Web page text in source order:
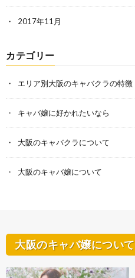
2017年11月
カテゴリー
エリア別大阪のキャバクラの特徴
キャバ嬢に好かれたいなら
大阪のキャバクラについて
大阪のキャバ嬢について
大阪のキャバ嬢について